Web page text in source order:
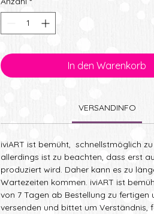
In den Warenkorb
VERSANDINFO
iviART ist bemüht, schnellstmöglich zu
allerdings ist zu beachten, dass erst
produziert wird. Daher kann es zu
Wartezeiten kommen. iviART ist
von 7 Tagen ab Bestellung zu fertigen
versenden und bittet um Verständnis,